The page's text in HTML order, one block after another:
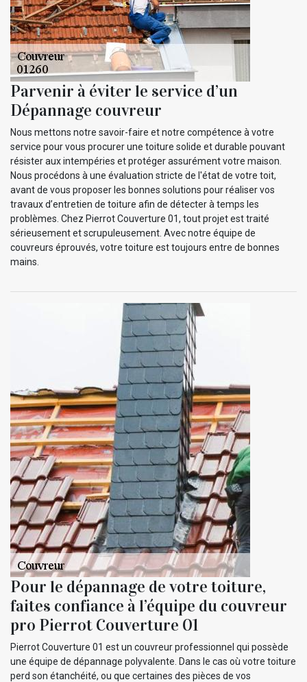
Parvenir à éviter le service d’un
Dépannage couvreur
Nous mettons notre savoir-faire et notre compétence à votre
service pour vous procurer une toiture solide et durable pouvant
résister aux intempéries et protéger assurément votre maison.
Nous procédons à une évaluation stricte de l'état de votre toit,
avant de vous proposer les bonnes solutions pour réaliser vos
travaux d’entretien de toiture afin de détecter à temps les
problèmes. Chez Pierrot Couverture 01, tout projet est traité
sérieusement et scrupuleusement. Avec notre équipe de
couvreurs éprouvés, votre toiture est toujours entre de bonnes
mains.
Pour le dépannage de votre toiture,
faites confiance à l’équipe du couvreur
pro Pierrot Couverture 01
Pierrot Couverture 01 est un couvreur professionnel qui possède
une équipe de dépannage polyvalente. Dans le cas où votre toiture
perd son étanchéité, ou que certaines des pièces de vos